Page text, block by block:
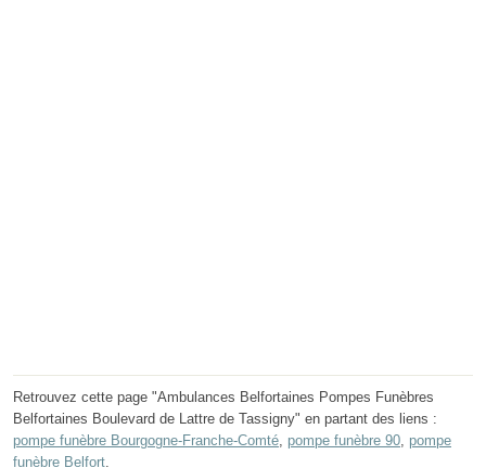
Retrouvez cette page "Ambulances Belfortaines Pompes Funèbres
Belfortaines Boulevard de Lattre de Tassigny" en partant des liens :
pompe funèbre Bourgogne-Franche-Comté pompe funèbre 90 pompe
funèbre Belfort